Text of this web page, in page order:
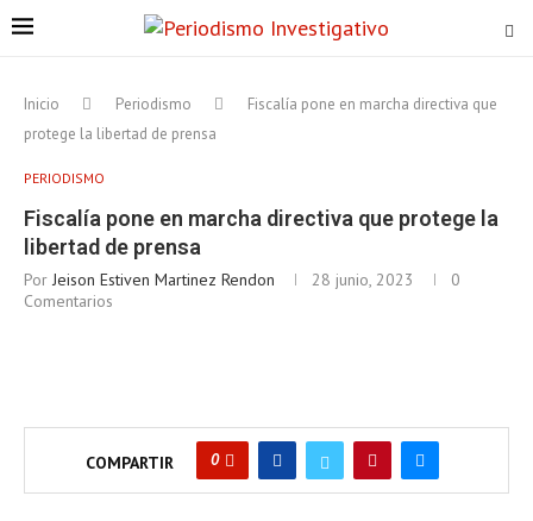
Inicio Periodismo
Fiscalía pone en marcha directiva que
protege la libertad de prensa
PERIODISMO
Fiscalía pone en marcha directiva que protege la
libertad de prensa
Por Jeison Estiven Martinez Rendon 28 junio, 2023
0
Comentarios
COMPARTIR 0